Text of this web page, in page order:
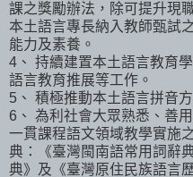
課之獎勵辦法，除可提升現
本土語言專長納入教師甄試
能力及素養。
4、 持續建置本土語言教育
語言教育推展等工作。
5、 積極推動本土語言拼音
6、 為利社會大眾熟悉、善
一貫課程語文領域教學實施
典：《臺灣閩南語常用詞辭
典》及《臺灣原住民族語言